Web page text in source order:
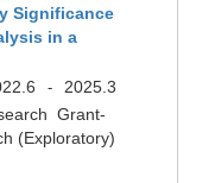
Significance
in a
-
2025.3
Grant-
(Exploratory)